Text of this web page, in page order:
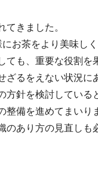
きました。
お茶をより美味し
も、重要な役割を
るをえない状況に
針を検討している
備を進めてまいり
のあり方の見直しも